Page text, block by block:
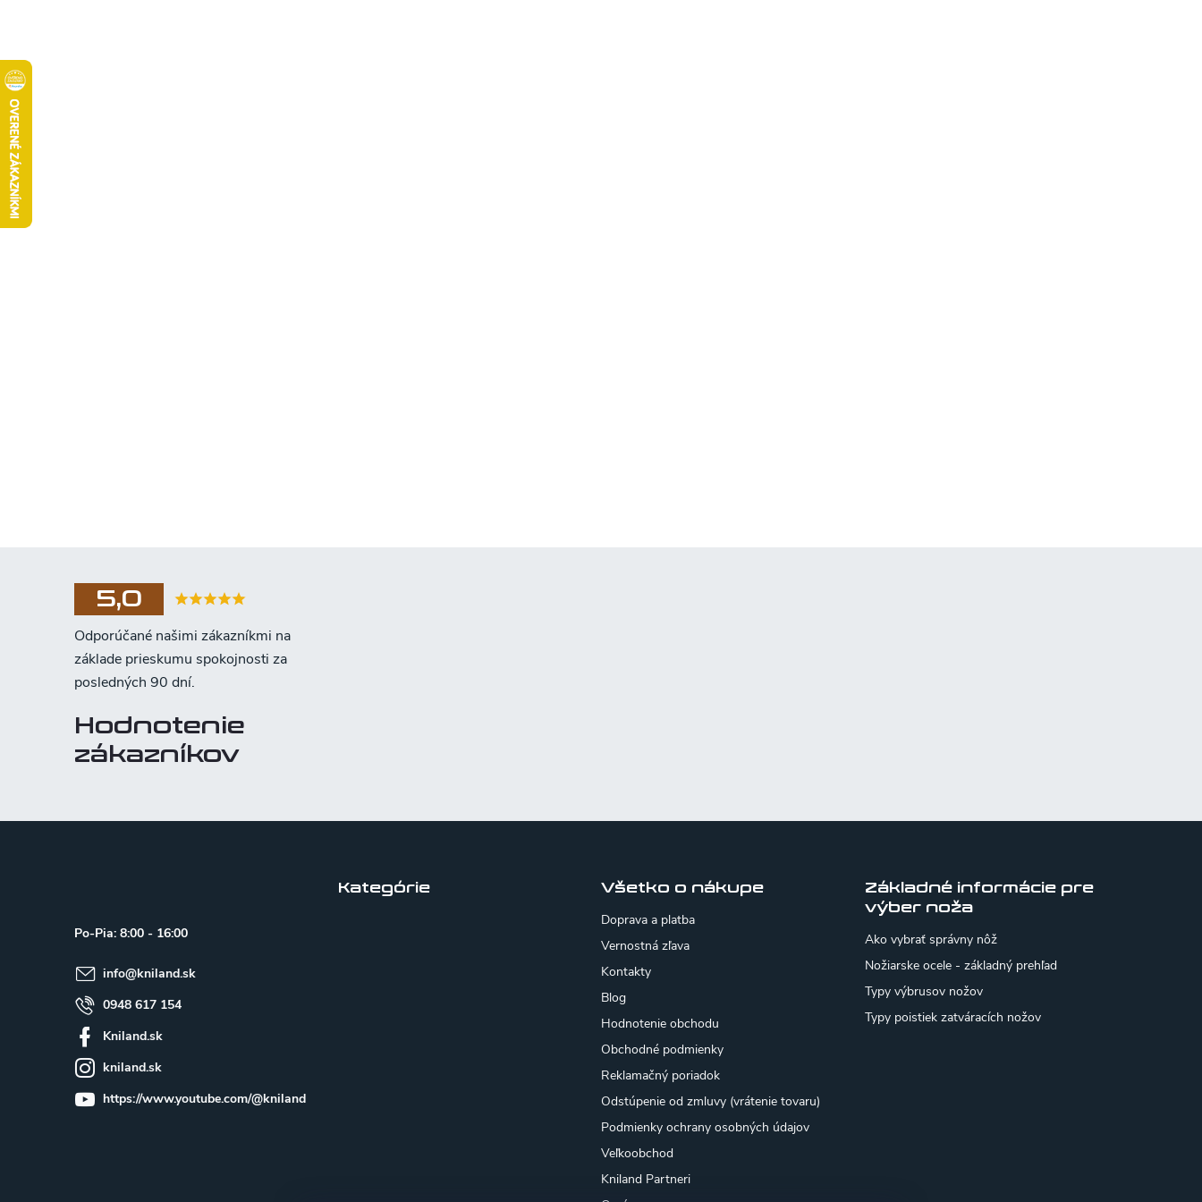
5,0
Hodnotenie
zákazníkov
Po-Pia: 8:00 - 16:00
info@kniland.sk
0948 617 154
Kniland.sk
kniland.sk
https://www.youtube.com/@kniland
Kategórie
Všetko o nákupe
Doprava a platba
Vernostná zľava
Kontakty
Blog
Hodnotenie obchodu
Obchodné podmienky
Reklamačný poriadok
Odstúpenie od zmluvy (vrátenie tovaru)
Podmienky ochrany osobných údajov
Veľkoobchod
Kniland Partneri
Základné informácie pre
výber noža
Ako vybrať správny nôž
Nožiarske ocele - základný prehľad
Typy výbrusov nožov
Typy poistiek zatváracích nožov